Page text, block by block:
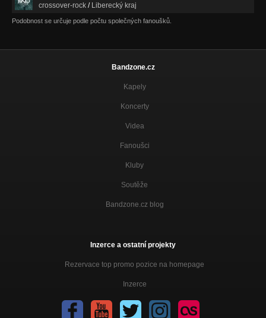
Nezařazenocrossover-rock / Liberecký kraj
Podobnost se určuje podle počtu společných fanoušků.
Bandzone.cz
Kapely
Koncerty
Videa
Fanoušci
Kluby
Soutěže
Bandzone.cz blog
Inzerce a ostatní projekty
Rezervace top promo pozice na homepage
Inzerce